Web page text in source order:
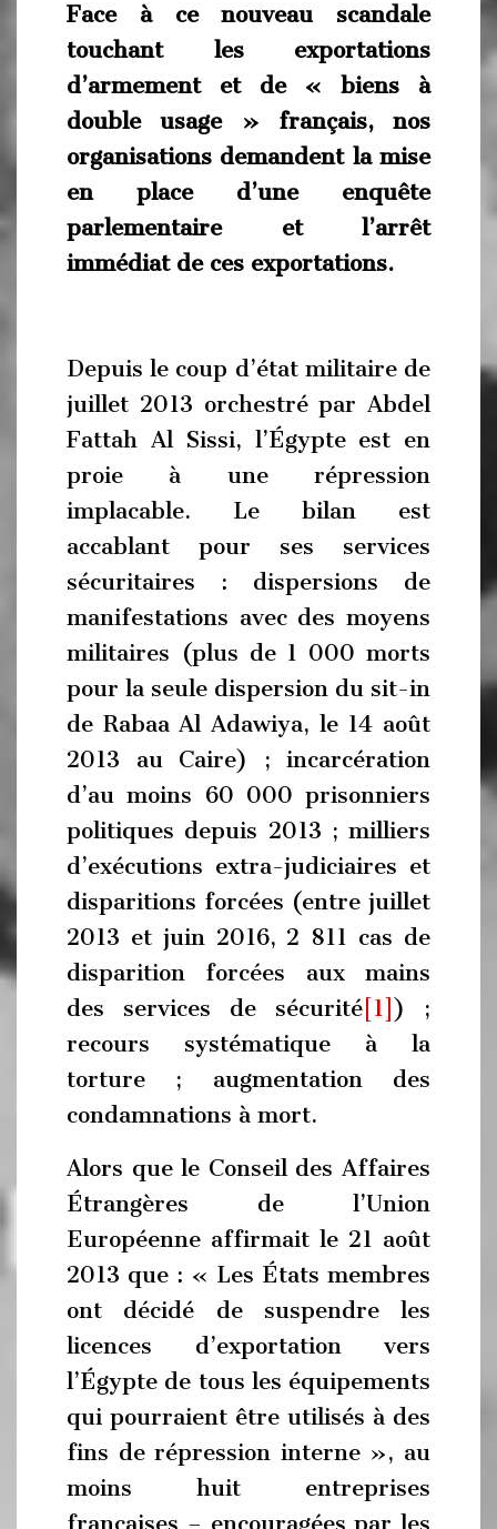
Face à ce nouveau scandale
touchant les exportations
d’armement et de « biens à
double usage » français, nos
organisations demandent la mise
en place d’une enquête
parlementaire et l’arrêt
immédiat de ces exportations.
Depuis le coup d’état militaire de
juillet 2013 orchestré par Abdel
Fattah Al Sissi, l’Égypte est en
proie à une répression
implacable. Le bilan est
accablant pour ses services
sécuritaires : dispersions de
manifestations avec des moyens
militaires (plus de 1 000 morts
pour la seule dispersion du sit-in
de Rabaa Al Adawiya, le 14 août
2013 au Caire) ; incarcération
d’au moins 60 000 prisonniers
politiques depuis 2013 ; milliers
d’exécutions extra-judiciaires et
disparitions forcées (entre juillet
2013 et juin 2016, 2 811 cas de
disparition forcées aux mains
des services de sécurité [1] ) ;
recours systématique à la
torture ; augmentation des
condamnations à mort.
Alors que le Conseil des Affaires
Étrangères de l’Union
Européenne affirmait le 21 août
2013 que : « Les États membres
ont décidé de suspendre les
licences d’exportation vers
l’Égypte de tous les équipements
qui pourraient être utilisés à des
fins de répression interne », au
moins huit entreprises
françaises – encouragées par les